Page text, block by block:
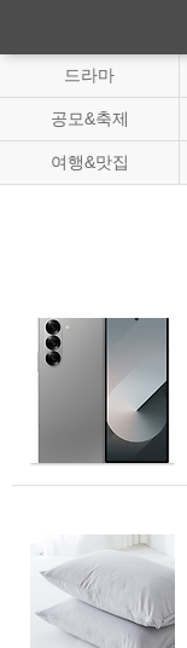
드라마
공모&축제
여행&맛집